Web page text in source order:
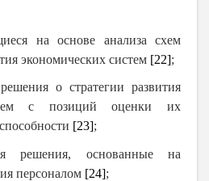
на основе анализа схем
экономических систем [22];
о стратегии развития
с позиций оценки их
[23];
решения, основанные на
персоналом [24];